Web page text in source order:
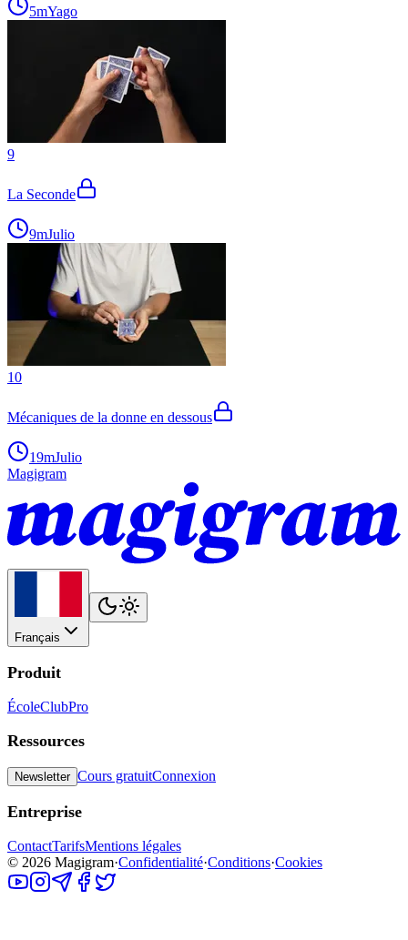
5mYago
9
La Seconde
9mJulio
10
Mécaniques de la donne en dessous
19mJulio
Magigram
Français
Produit
ÉcoleClubPro
Ressources
Newsletter Cours gratuitConnexion
Entreprise
ContactTarifsMentions légales
© 2026 Magigram·Confidentialité·Conditions·Cookies